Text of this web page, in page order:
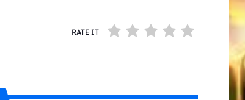
RATE IT